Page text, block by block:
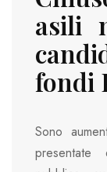
asili
fondi
Sono
presentate